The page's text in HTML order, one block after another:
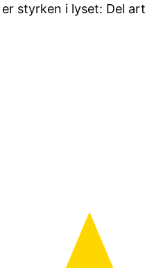
styrken i lyset: Del